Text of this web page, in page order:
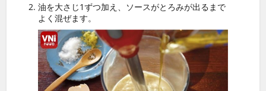
油を大さじ1ずつ加え、ソースがとろみが出るまで
よく混ぜます。